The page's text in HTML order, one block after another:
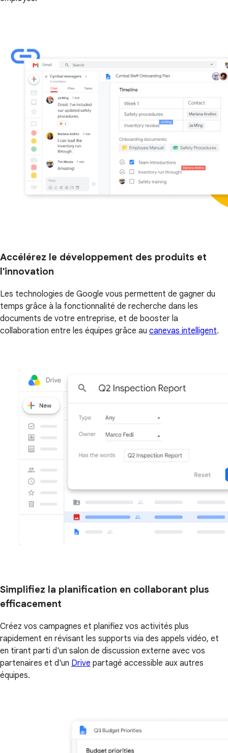
Accélérez le développement des produits et
l'innovation
Les technologies de Google vous permettent de gagner du
temps grâce à la fonctionnalité de recherche dans les
documents de votre entreprise, et de booster la
collaboration entre les équipes grâce au canevas intelligent.
Simplifiez la planification en collaborant plus
efficacement
Créez vos campagnes et planifiez vos activités plus
rapidement en révisant les supports via des appels vidéo, et
en tirant parti d'un salon de discussion externe avec vos
partenaires et d'un Drive partagé accessible aux autres
équipes.